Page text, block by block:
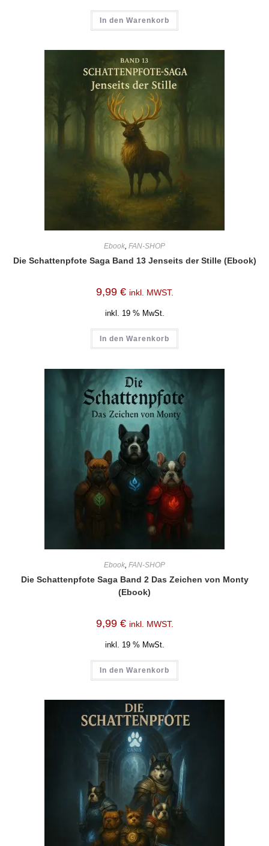
In den Warenkorb
Ebook, FAN-SHOP
Die Schattenpfote Saga Band 13 Jenseits der Stille (Ebook)
9,99 € inkl. MWST.
inkl. 19 % MwSt.
In den Warenkorb
Ebook FAN-SHOP
Die Schattenpfote Saga Band 2 Das Zeichen von Monty
(Ebook)
9,99 € inkl. MWST.
inkl. 19 % MwSt.
In den Warenkorb